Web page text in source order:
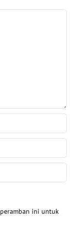
ini untuk